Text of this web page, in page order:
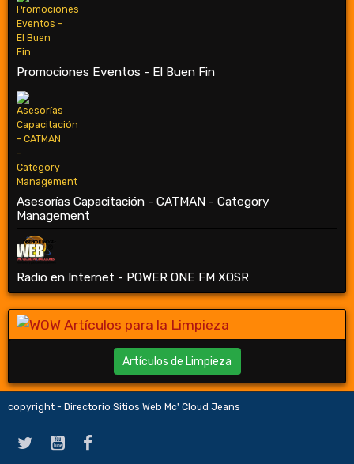
Promociones Eventos - El Buen Fin
Asesorías Capacitación - CATMAN - Category
Management
Radio en Internet - POWER ONE FM XOSR
Artículos de Limpieza
copyright - Directorio Sitios Web Mc' Cloud Jeans